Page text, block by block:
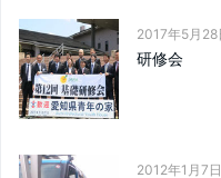
2017年5月28
研修会
2012年1月7日